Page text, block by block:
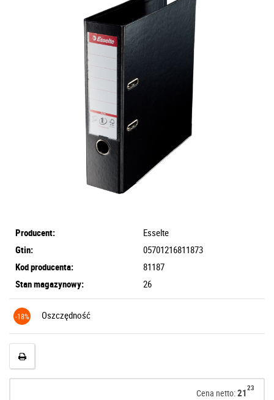
Producent:
Esselte
Gtin:
05701216811873
Kod producenta:
81187
Stan magazynowy:
26
-18% Oszczędność
Cena netto:2123